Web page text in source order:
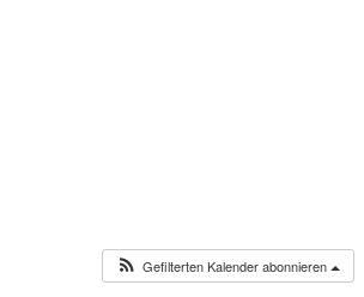
Gefilterten Kalender abonnieren